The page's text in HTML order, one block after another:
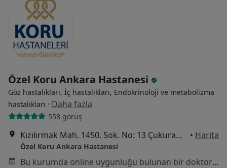
Özel Koru Ankara Hastanesi
Göz hastalıkları, İç hastalıkları, Endokrinoloji ve metabolizma
hastalıkları · Daha fazla
558 görüş
Kızılırmak Mah. 1450. Sok. No: 13 Çukurambar, Ankara • Harita
Özel Koru Ankara Hastanesi
Bu kurumda online uygunluğu bulunan bir doktor veya uzman bulunamadı